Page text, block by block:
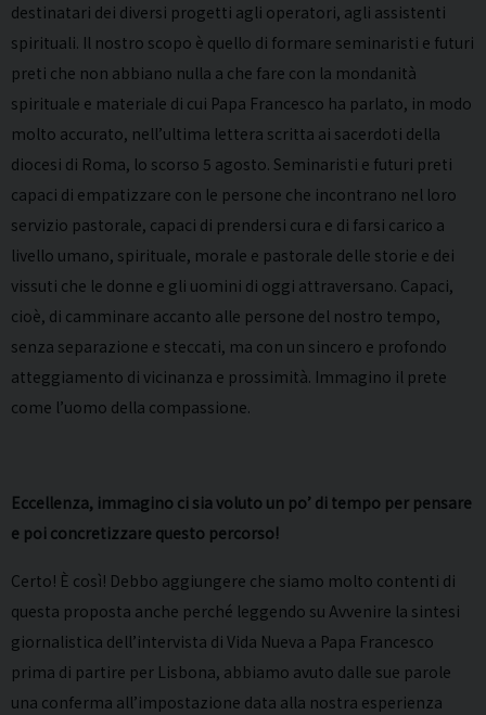
destinatari dei diversi progetti agli operatori, agli assistenti
spirituali. Il nostro scopo è quello di formare seminaristi e futuri
preti che non abbiano nulla a che fare con la mondanità
spirituale e materiale di cui Papa Francesco ha parlato, in modo
molto accurato, nell’ultima lettera scritta ai sacerdoti della
diocesi di Roma, lo scorso 5 agosto. Seminaristi e futuri preti
capaci di empatizzare con le persone che incontrano nel loro
servizio pastorale, capaci di prendersi cura e di farsi carico a
livello umano, spirituale, morale e pastorale delle storie e dei
vissuti che le donne e gli uomini di oggi attraversano. Capaci,
cioè, di camminare accanto alle persone del nostro tempo,
senza separazione e steccati, ma con un sincero e profondo
atteggiamento di vicinanza e prossimità. Immagino il prete
come l’uomo della compassione.
Eccellenza, immagino ci sia voluto un po’ di tempo per pensare
e poi concretizzare questo percorso!
Certo! È così! Debbo aggiungere che siamo molto contenti di
questa proposta anche perché leggendo su Avvenire la sintesi
giornalistica dell’intervista di Vida Nueva a Papa Francesco
prima di partire per Lisbona, abbiamo avuto dalle sue parole
una conferma all’impostazione data alla nostra esperienza